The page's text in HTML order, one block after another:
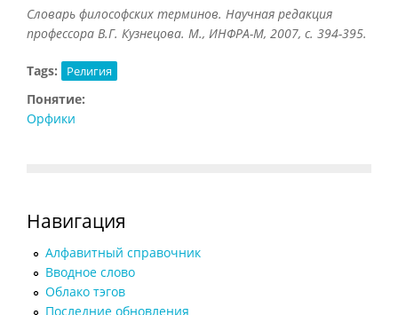
Словарь философских терминов. Научная редакция
профессора В.Г. Кузнецова. М., ИНФРА-М, 2007, с. 394-395.
Tags: Религия
Понятие:
Орфики
Навигация
Алфавитный справочник
Вводное слово
Облако тэгов
Последние обновления